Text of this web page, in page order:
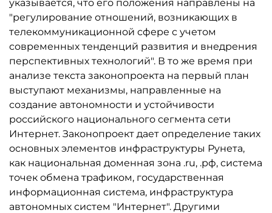
указывается, что его положения направлены на
"регулирование отношений, возникающих в
телекоммуникационной сфере с учетом
современных тенденций развития и внедрения
перспективных технологий". В то же время при
анализе текста законопроекта на первый план
выступают механизмы, направленные на
создание автономности и устойчивости
российского национального сегмента сети
Интернет. Законопроект дает определение таких
основных элементов инфраструктуры Рунета,
как национальная доменная зона .ru, .рф, система
точек обмена трафиком, государственная
информационная система, инфраструктура
автономных систем "Интернет". Другими